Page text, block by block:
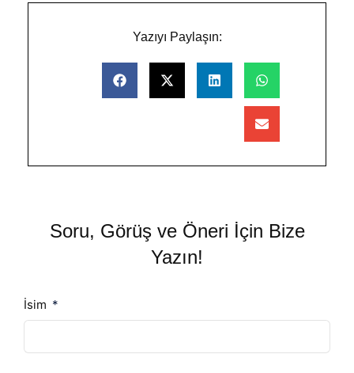
Yazıyı Paylaşın:
Soru, Görüş ve Öneri İçin Bize
Yazın!
İsim